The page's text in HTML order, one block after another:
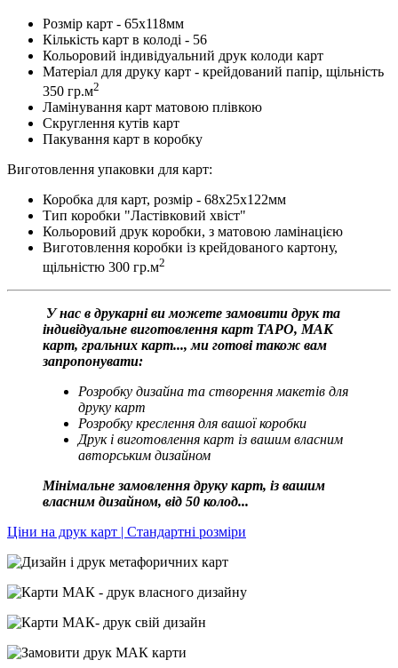
Розмір карт - 65х118мм
Кількість карт в колоді - 56
Кольоровий індивідуальний друк колоди карт
Матеріал для друку карт - крейдований папір, щільність
350 гр.м2
Ламінування карт матовою плівкою
Скруглення кутів карт
Пакування карт в коробку
Виготовлення упаковки для карт:
Коробка для карт, розмір - 68х25х122мм
Тип коробки "Ластівковий хвіст"
Кольоровий друк коробки, з матовою ламінацією
Виготовлення коробки із крейдованого картону,
щільністю 300 гр.м2
У нас в друкарні ви можете замовити друк та
індивідуальне виготовлення карт ТАРО, МАК
карт, гральних карт..., ми готові також вам
запропонувати:
Розробку дизайна та створення макетів для
друку карт
Розробку креслення для вашої коробки
Друк і виготовлення карт із вашим власним
авторським дизайном
Мінімальне замовлення друку карт, із вашим
власним дизайном, від 50 колод...
Ціни на друк карт | Стандартні розміри